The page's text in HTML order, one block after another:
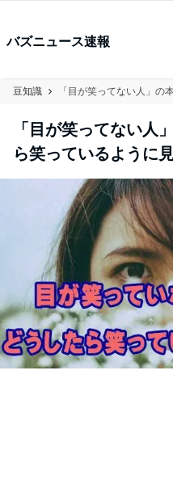
バズニュース速報
豆知識
「目が笑ってない人
ら笑っているように